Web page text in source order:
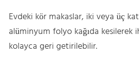
Evdeki kör makaslar, iki veya üç
alüminyum folyo kağıda kesilerek
kolayca geri getirilebilir.